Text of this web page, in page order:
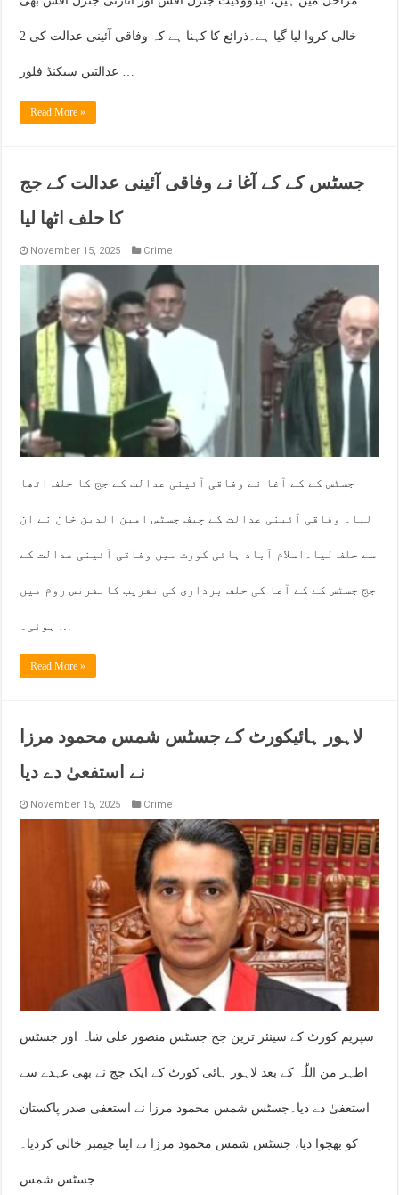
خالی کروا لیا گیا ہے۔ذرائع کا کہنا ہے کہ وفاقی آئینی عدالت کی 2
عدالتیں سیکنڈ فلور …
Read More »
جسٹس کے کے آغا نے وفاقی آئینی عدالت کے جج
کا حلف اٹھا لیا
November 15, 2025 Crime
جسٹس کے کے آغا نے وفاقی آئینی عدالت کے جج کا حلف اٹھا
لیا۔ وفاقی آئینی عدالت کے چیف جسٹس امین الدین خان نے ان
سے حلف لیا۔اسلام آباد ہائی کورٹ میں وفاقی آئینی عدالت کے
جج جسٹس کے کے آغا کی حلف برداری کی تقریب کانفرنس روم میں
ہوئی۔ …
Read More »
لاہور ہائیکورٹ کے جسٹس شمس محمود مرزا
نے استفعیٰ دے دیا
November 15, 2025 Crime
سپریم کورٹ کے سینئر ترین جج جسٹس منصور علی شاہ اور جسٹس
اطہر من اللّٰہ کے بعد لاہور ہائی کورٹ کے ایک جج نے بھی عہدے سے
استعفیٰ دے دیا۔جسٹس شمس محمود مرزا نے استعفیٰ صدر پاکستان
کو بھجوا دیا، جسٹس شمس محمود مرزا نے اپنا چیمبر خالی کردیا۔